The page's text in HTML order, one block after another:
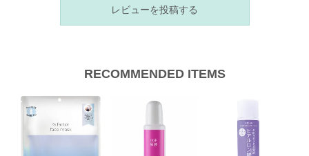
レビューを投稿する
RECOMMENDED ITEMS